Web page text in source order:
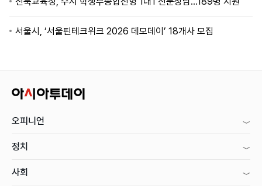
서울시, ‘서울핀테크위크 2026 데모데이’ 18개사 모집
오피니언
정치
사회